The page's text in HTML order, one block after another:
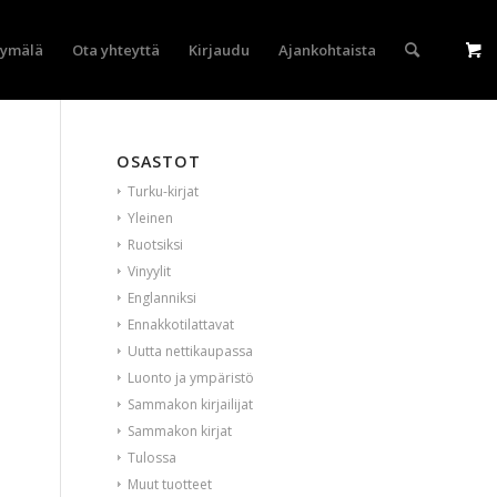
Ota yhteyttä Kirjaudu Ajankohtaista
OSASTOT
Turku-kirjat
Yleinen
Ruotsiksi
Vinyylit
Englanniksi
Ennakkotilattavat
Uutta nettikaupassa
Luonto ja ympäristö
Sammakon kirjailijat
Sammakon kirjat
Tulossa
Muut tuotteet